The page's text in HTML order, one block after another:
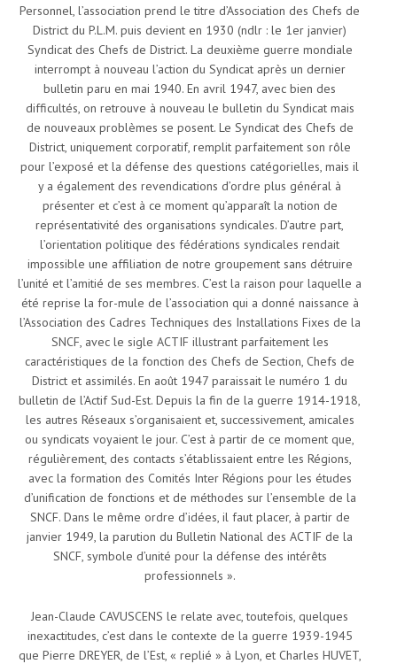
Personnel, l’association prend le titre d’Association des Chefs de
District du P.L.M. puis devient en 1930 (ndlr : le 1er janvier)
Syndicat des Chefs de District. La deuxième guerre mondiale
interrompt à nouveau l’action du Syndicat après un dernier
bulletin paru en mai 1940. En avril 1947, avec bien des
difficultés, on retrouve à nouveau le bulletin du Syndicat mais
de nouveaux problèmes se posent. Le Syndicat des Chefs de
District, uniquement corporatif, remplit parfaitement son rôle
pour l’exposé et la défense des questions catégorielles, mais il
y a également des revendications d’ordre plus général à
présenter et c’est à ce moment qu’apparaît la notion de
représentativité des organisations syndicales. D’autre part,
l’orientation politique des fédérations syndicales rendait
impossible une affiliation de notre groupement sans détruire
l’unité et l’amitié de ses membres. C’est la raison pour laquelle a
été reprise la for-mule de l’association qui a donné naissance à
l’Association des Cadres Techniques des Installations Fixes de la
SNCF, avec le sigle ACTIF illustrant parfaitement les
caractéristiques de la fonction des Chefs de Section, Chefs de
District et assimilés. En août 1947 paraissait le numéro 1 du
bulletin de l’Actif Sud-Est. Depuis la fin de la guerre 1914-1918,
les autres Réseaux s’organisaient et, successivement, amicales
ou syndicats voyaient le jour. C’est à partir de ce moment que,
régulièrement, des contacts s’établissaient entre les Régions,
avec la formation des Comités Inter Régions pour les études
d’unification de fonctions et de méthodes sur l’ensemble de la
SNCF. Dans le même ordre d’idées, il faut placer, à partir de
janvier 1949, la parution du Bulletin National des ACTIF de la
SNCF, symbole d’unité pour la défense des intérêts
professionnels ».
Jean-Claude CAVUSCENS le relate avec, toutefois, quelques
inexactitudes, c’est dans le contexte de la guerre 1939-1945
que Pierre DREYER, de l’Est, « replié » à Lyon, et Charles HUVET,